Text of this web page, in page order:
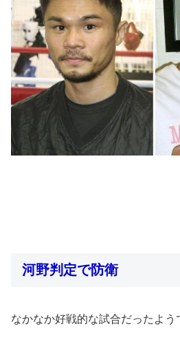
河野判定で防衛
なかなか好戦的な試合だったよう